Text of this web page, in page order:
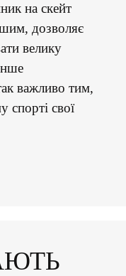
на скейт
дозволяє
велику
важливо тим,
спорті свої